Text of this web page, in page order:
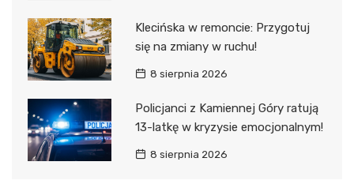
Klecińska w remoncie: Przygotuj
się na zmiany w ruchu!
8 sierpnia 2026
Policjanci z Kamiennej Góry ratują
13-latkę w kryzysie emocjonalnym!
8 sierpnia 2026